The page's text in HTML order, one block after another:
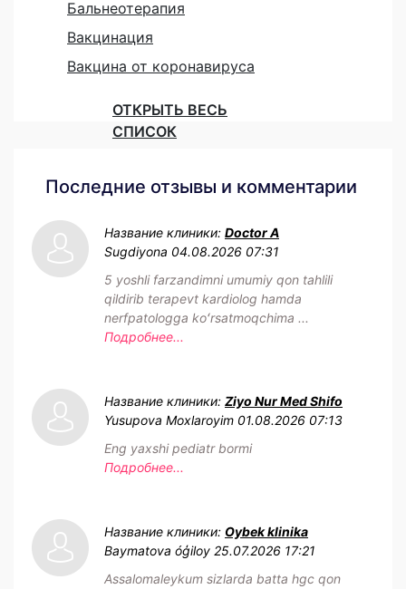
Бальнеотерапия
Вакцинация
Вакцина от коронавируса
ОТКРЫТЬ ВЕСЬ
СПИСОК
Последние отзывы и комментарии
Название клиники: Doctor A
Sugdiyona 04.08.2026 07:31
5 yoshli farzandimni umumiy qon tahlili
qildirib terapevt kardiolog hamda
nerfpatologga koʻrsatmoqchima ...
Подробнее...
Название клиники: Ziyo Nur Med Shifo
Yusupova Moxlaroyim 01.08.2026 07:13
Eng yaxshi pediatr bormi
Подробнее...
Название клиники: Oybek klinika
Baymatova óģiloy 25.07.2026 17:21
Assalomaleykum sizlarda batta hgc qon